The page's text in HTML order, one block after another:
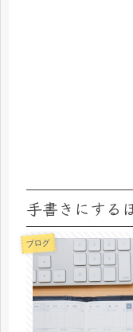
手書きにする
ブログ